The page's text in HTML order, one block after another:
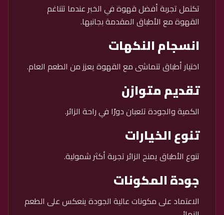
تكتمل تجربة أفضل قهوة في الخبر عندما تتناغم
القهوة مع الأطباق المقدمة بجانبها.
انسجام النكهات
اختيار أطباق تتماشى مع القهوة يعزز من الطعم العام.
تقديم متوازن
الكمية والجودة تلعبان دورًا في راحة الزائر.
تنوع الخيارات
تنوع الأطباق يمنح الزائر تجربة أكثر شمولية.
جودة المكونات
الاعتماد على مكونات عالية الجودة ينعكس على الطعم